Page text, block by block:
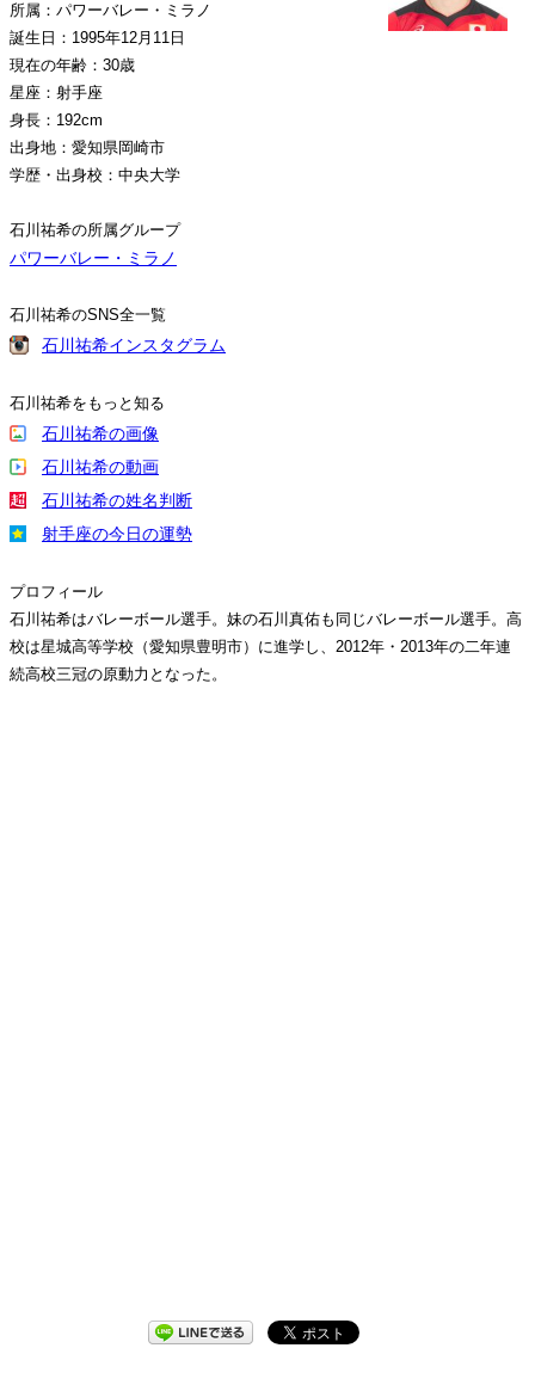
所属：パワーバレー・ミラノ
誕生日：1995年12月11日
現在の年齢：30歳
星座：射手座
身長：192cm
出身地：愛知県岡崎市
学歴・出身校：中央大学
石川祐希の所属グループ
パワーバレー・ミラノ
石川祐希のSNS全一覧
石川祐希インスタグラム
石川祐希をもっと知る
石川祐希の画像
石川祐希の動画
石川祐希の姓名判断
射手座の今日の運勢
プロフィール
石川祐希はバレーボール選手。妹の石川真佑も同じバレーボール選手。高
校は星城高等学校（愛知県豊明市）に進学し、2012年・2013年の二年連
続高校三冠の原動力となった。